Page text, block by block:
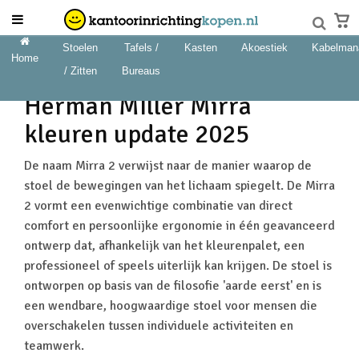
Home
Stoelen
/ Zitten
Tafels /
Bureaus
Kasten Akoestiek
Herman MIller Mirra
kleuren update 2025
De naam Mirra 2 verwijst naar de manier waarop de
stoel de bewegingen van het lichaam spiegelt. De Mirra
2 vormt een evenwichtige combinatie van direct
comfort en persoonlijke ergonomie in één geavanceerd
ontwerp dat, afhankelijk van het kleurenpalet, een
professioneel of speels uiterlijk kan krijgen. De stoel is
ontworpen op basis van de filosofie 'aarde eerst' en is
een wendbare, hoogwaardige stoel voor mensen die
overschakelen tussen individuele activiteiten en
teamwerk.